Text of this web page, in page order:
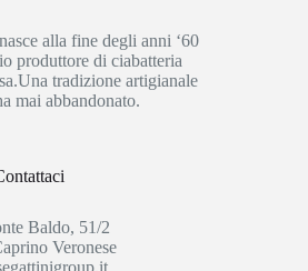
alla fine degli anni ‘60
produttore di ciabatteria
tradizione artigianale
mai abbandonato.
Baldo, 51/2
Veronese